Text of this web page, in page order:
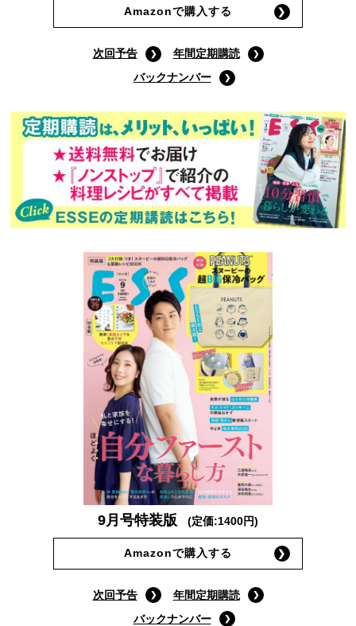
Amazonで購入する
次回予告
年間定期購読
バックナンバー
9月号特装版 (定価:1400円)
Amazonで購入する
次回予告
年間定期購読
バックナンバー